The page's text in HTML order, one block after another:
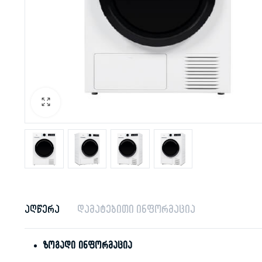
აღწერა დამატებითი ინფორმაცია
ზოგადი ინფორმაცია